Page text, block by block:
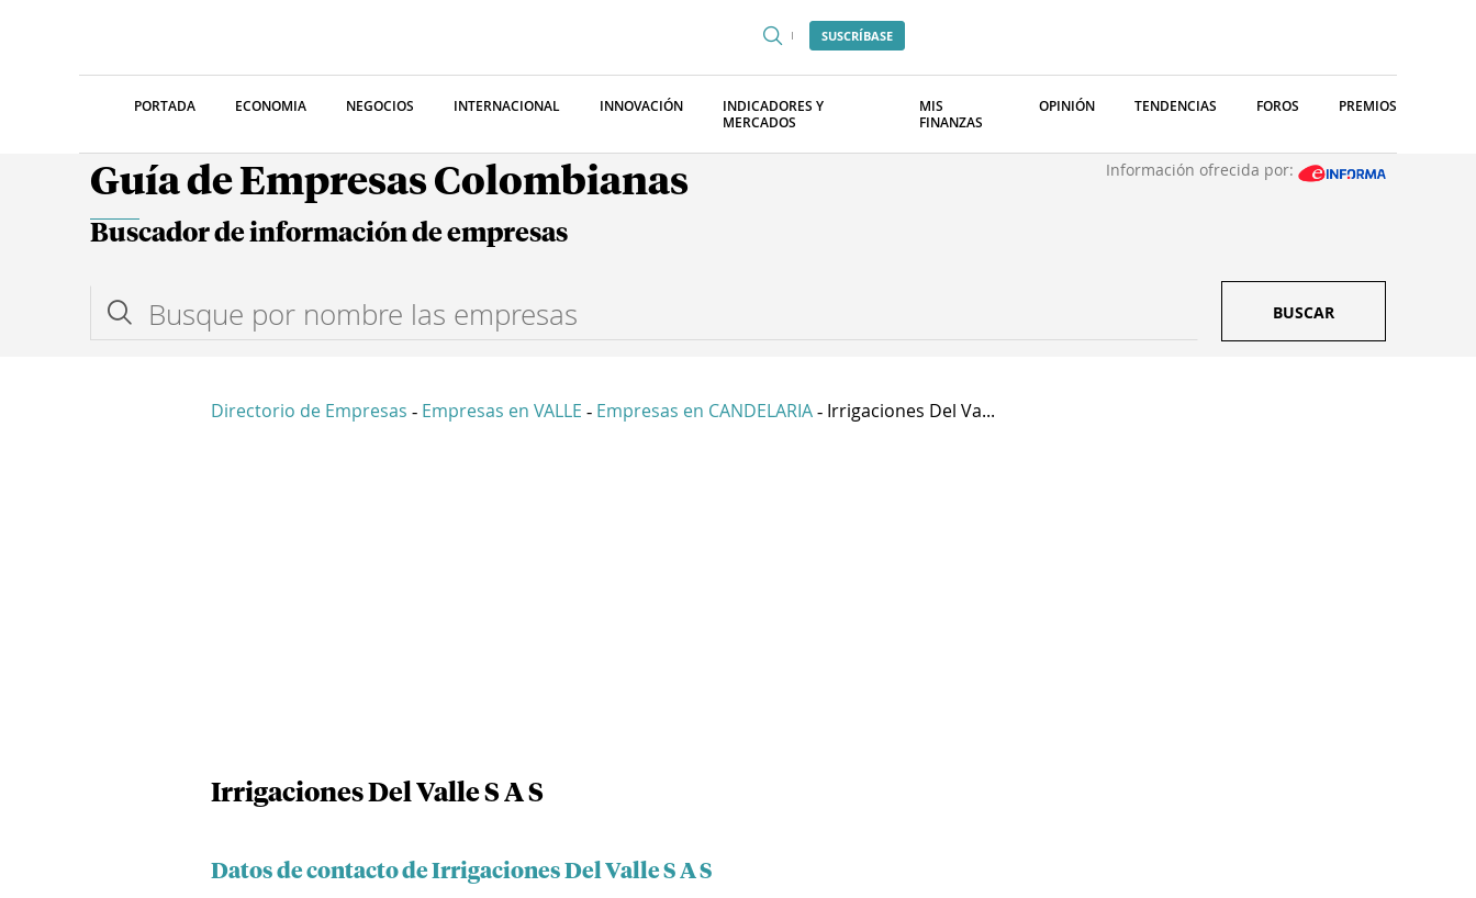
SUSCRÍBASE
PORTADA ECONOMIA NEGOCIOS INTERNACIONAL INNOVACIÓN
INDICADORES Y
MERCADOS
MIS
FINANZAS
OPINIÓN TENDENCIAS FOROS PREMIOS
Guía de Empresas Colombianas Información ofrecida por:
Buscador de información de empresas
BUSCAR
Directorio de Empresas - Empresas en VALLE - Empresas en CANDELARIA - Irrigaciones Del Va...
Irrigaciones Del Valle S A S
Datos de contacto de Irrigaciones Del Valle S A S